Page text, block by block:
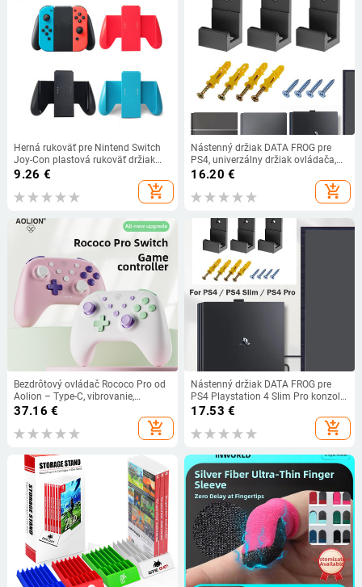
Herná rukoväť pre Nintend Switch
Joy-Con plastová rukoväť držiak
ovládača pohodlná rukoväť držiak
9.26 €
add_shopping_cart
Nástenný držiak DATA FROG pre
PS4, univerzálny držiak ovládača,
stojan na odkladanie so skrutkami
príslušenstvo
16.20 €
add_shopping_cart
Bezdrôtový ovládač Rococo Pro od
Aolion – Type-C, vibrovanie,
kompatibilný so Switch, PC a
37.16 €
add_shopping_cart
Nástenný držiak DATA FROG pre
PS4 Playstation 4 Slim Pro konzolu,
nástenný držiak, stojan, podložka,
konzola PS4, základňa, herný
stojan, príslušenstvo
17.53 €
add_shopping_cart